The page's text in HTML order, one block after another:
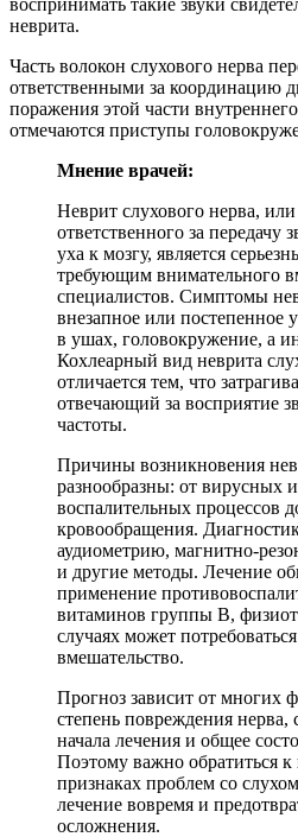
неврита.
Часть волокон слухового нерва
ответственными за координацию
поражения этой части
отмечаются приступы
Мнение врачей:
Неврит слухового нерва,
ответственного за передачу
уха к мозгу, является
требующим внимательного
специалистов. Симптомы
внезапное или постепенное
в ушах, головокружение, а
Кохлеарный вид неврита
отличается тем, что
отвечающий за восприятие
частоты.
Причины возникновения
разнообразны: от вирусных
воспалительных процессов
кровообращения.
аудиометрию, магнитно-
и другие методы. Лечение
применение
витаминов группы В,
случаях может
вмешательство.
Прогноз зависит от многих
степень повреждения нерва,
начала лечения и общее
Поэтому важно обратиться
признаках проблем со
лечение вовремя и
осложнения.